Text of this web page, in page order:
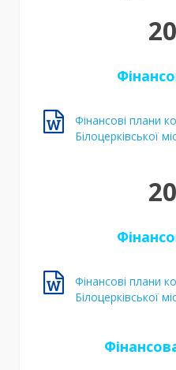
Фінансові плани
Білоцерківської
Фінансові плани
Білоцерківської